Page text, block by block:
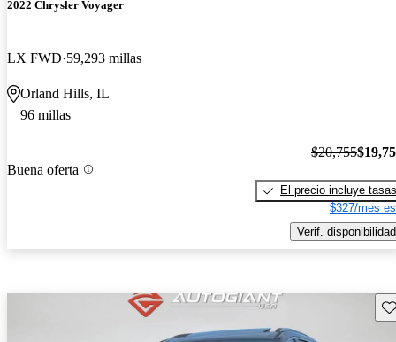
2022 Chrysler Voyager
LX FWD 59,293 millas
Orland Hills, IL
96 millas
Buena oferta
$20,755
El precio incluye tasas
$327/mes
Verif. disponibilidad